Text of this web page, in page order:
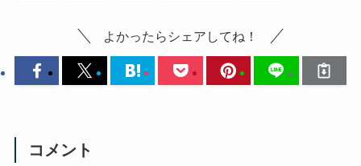
よかったらシェアしてね！
コメント